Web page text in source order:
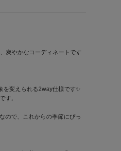
爽やかなコーディネートです
変えられる2way仕様です✨
す。
ので、これからの季節にぴっ